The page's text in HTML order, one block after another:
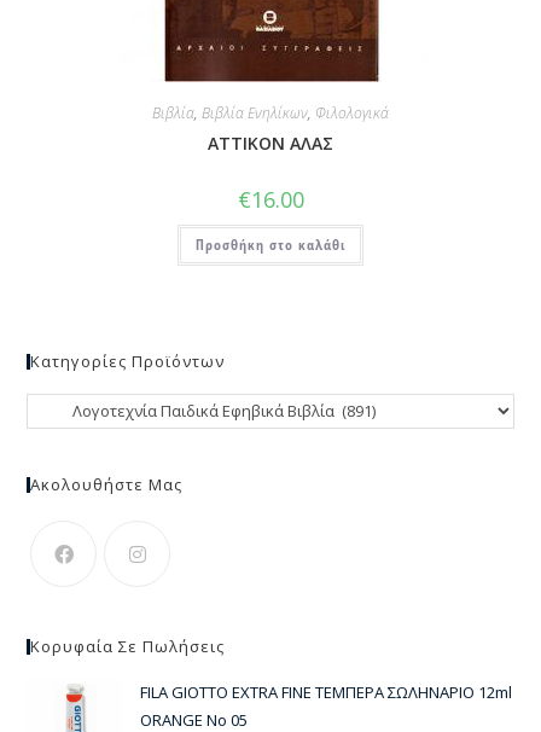
Βιβλία, Βιβλία Ενηλίκων, Φιλολογικά
ΑΤΤΙΚΟΝ ΑΛΑΣ
€16.00
Προσθήκη στο καλάθι
Κατηγορίες Προϊόντων
Ακολουθήστε Μας
Κορυφαία Σε Πωλήσεις
FILA GIOTTO EXTRA FINE ΤΕΜΠΕΡΑ ΣΩΛΗΝΑΡΙΟ 12ml
ORANGE Νο 05